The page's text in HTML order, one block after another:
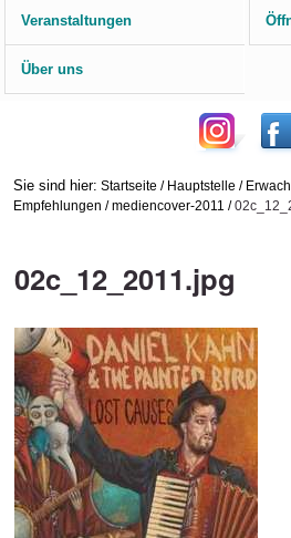
Veranstaltungen
Über uns
Sie sind hier: Startseite / Hauptstelle /
Empfehlungen /mediencover-2011 /
02c_12_2011.jpg